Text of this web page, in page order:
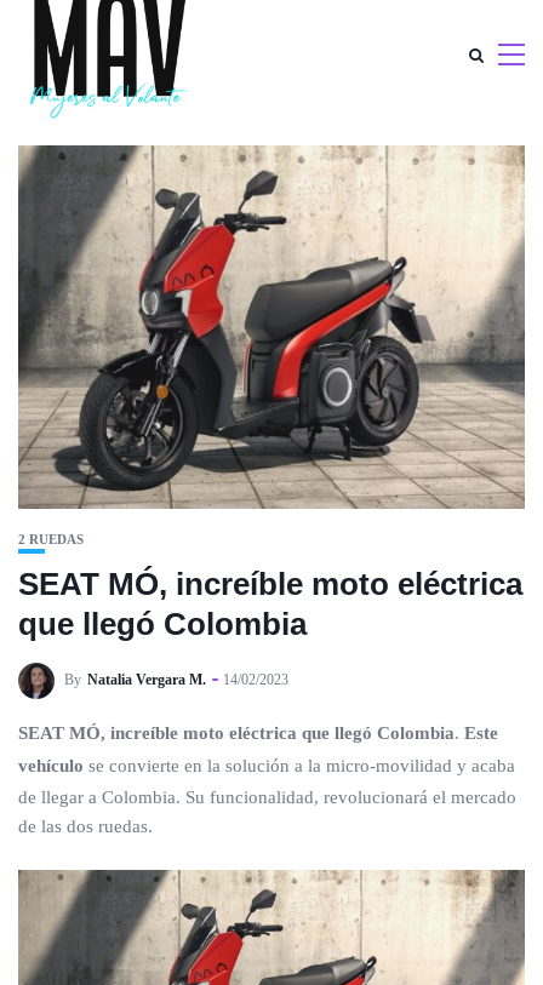
2 RUEDAS
SEAT MÓ, increíble moto eléctrica
que llegó Colombia
By Natalia Vergara M. 14/02/2023
SEAT MÓ, increíble moto eléctrica que llegó Colombia. Este
vehículo se convierte en la solución a la micro-movilidad y acaba
de llegar a Colombia. Su funcionalidad, revolucionará el mercado
de las dos ruedas.